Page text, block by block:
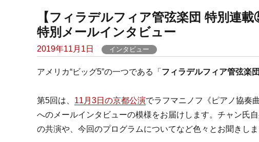
【フィラデルフィア管弦楽団 特別連
特別メールインタビュー
Posted
2019年11月1日 インタビュー
アメリカ“ビッグ5”の一つである「 フィラデルフィア管弦楽団
第5回は、 11月3日の京都公演でラフマニノフ《ピアノ協奏
へのメールインタビューの模様をお届けします。チャン氏
の共演や、今回のプログラムについてなど色々とお聞きしま